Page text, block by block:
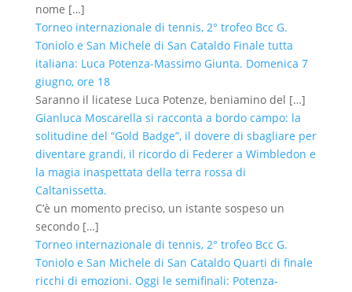
nome […]
Torneo internazionale di tennis, 2° trofeo Bcc G.
Toniolo e San Michele di San Cataldo Finale tutta
italiana: Luca Potenza-Massimo Giunta. Domenica 7
giugno, ore 18
Saranno il licatese Luca Potenze, beniamino del […]
Gianluca Moscarella si racconta a bordo campo: la
solitudine del “Gold Badge”, il dovere di sbagliare per
diventare grandi, il ricordo di Federer a Wimbledon e
la magia inaspettata della terra rossa di
Caltanissetta.
C’è un momento preciso, un istante sospeso un
secondo […]
Torneo internazionale di tennis, 2° trofeo Bcc G.
Toniolo e San Michele di San Cataldo Quarti di finale
ricchi di emozioni. Oggi le semifinali: Potenza-